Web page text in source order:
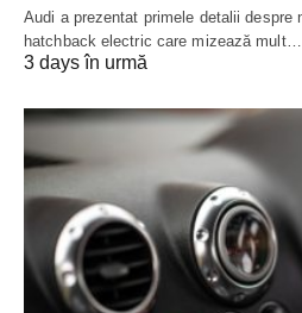
Audi a prezentat primele detalii despre
hatchback electric care mizează mult…
3 days în urmă